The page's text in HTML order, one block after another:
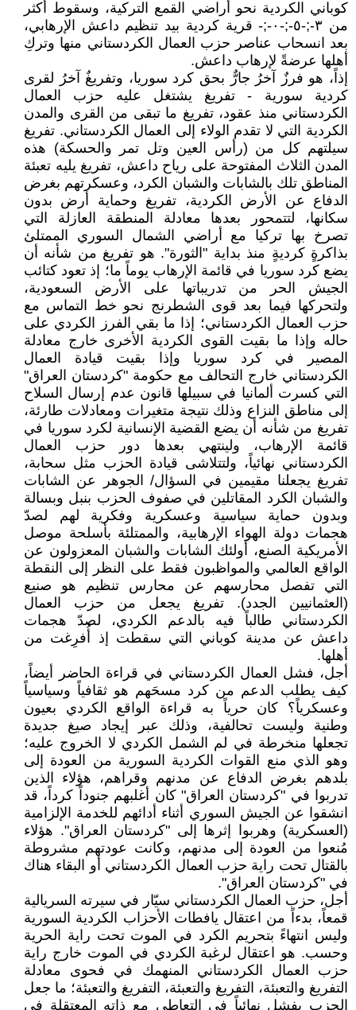
كوباني الكردية نحو أراضي القمع التركية، وسقوط أكثر
من ٣-;-٥-;-٠-;- قرية كردية بيد تنظيم داعش الإرهابي،
بعد انسحاب عناصر حزب العمال الكردستاني منها وتركِ
أهلها عرضةً لإرهاب داعش.
إذاً، هو فرزٌ آخرُ جارٌّ بحق كرد سوريا، وتفريغٌ آخرُ لقرى
كردية سورية - تفريغ يشتغل عليه حزب العمال
الكردستاني منذ عقود، تفريغ ما تبقى من القرى والمدن
الكردية التي لا تقدم الولاء إلى العمال الكردستاني. تفريغ
سيلتهم كل من (رأس العين وتل تمر والحسكة) هذه
المدن الثلاث المفتوحة على رياح داعش، تفريغ يليه تعبئة
المناطق تلك بالشابات والشبان الكرد، وعسكرتهم بغرض
الدفاع عن الأرض الكردية، تفريغ وحماية أرض بدون
سكانها، لتتمحور بعدها معادلة المنطقة العازلة التي
تصرخ بها تركيا مع أراضي الشمال السوري الممتلئ
بذاكرةٍ كرديةٍ منذ بداية "الثورة". هو تفريغ من شأنه أن
يضع كرد سوريا في قائمة الإرهاب يوماً ما؛ إذ تعود كتائب
الجيش الحر من تدريباتها على الأرض السعودية،
ولتحركها فيما بعد قوى الشطرنج نحو خط التماس مع
حزب العمال الكردستاني؛ إذا ما بقي الفرز الكردي على
حاله وإذا ما بقيت القوى الكردية الأخرى خارج معادلة
المصير في كرد سوريا وإذا بقيت قيادة العمال
الكردستاني خارج التحالف مع حكومة "كردستان العراق"
التي كسرت ألمانيا في سبيلها قانون عدم إرسال السلاح
إلى مناطق النزاع وذلك نتيجة متغيرات ومعادلات طارئة،
تفريغ من شأنه أن يضع القضية الإنسانية لكرد سوريا في
قائمة الإرهاب، ولينتهي بعدها دور حزب العمال
الكردستاني نهائياً، ولتتلاشى قيادة الحزب مثل سحابة،
تفريغ يجعلنا مقيمين في السؤال/ الجوهر عن الشابات
والشبان الكرد المقاتلين في صفوف الحزب بنبل وبسالة
وبدون حماية سياسية وعسكرية وفكرية لهم لصدّ
هجمات دولة الهواء الإرهابية، والممتلئة بأسلحة موصل
الأمريكية الصنع، أولئك الشابات والشبان المعزولون عن
الواقع العالمي والمواظبون فقط على النظر إلى النقطة
التي تفصل محارسهم عن محارس تنظيم هو صنيع
(العثمانيين الجدد). تفريغ يجعل من حزب العمال
الكردستاني طالباً فيه بالدعم الكردي، لصدّ هجمات
داعش عن مدينة كوباني التي سقطت إذ أُفرِغت من
أهلها.
أجل، فشل العمال الكردستاني في قراءة الحاضر أيضاً،
كيف يطلب الدعم من كرد مسحَهم هو ثقافياً وسياسياً
وعسكرياً؟ كان حرياً به قراءة الواقع الكردي بعيون
وطنية وليست تحالفية، وذلك عبر إيجاد صيغ جديدة
تجعلها منخرطة في لم الشمل الكردي لا الخروج عليه؛
وهو الذي منع القوات الكردية السورية من العودة إلى
بلدهم بغرض الدفاع عن مدنهم وقراهم، هؤلاء الذين
تدربوا في "كردستان العراق" كان أغلبهم جنوداً كرداً، قد
انشقوا عن الجيش السوري أثناء أدائهم للخدمة الإلزامية
(العسكرية) وهربوا إثرها إلى "كردستان العراق". هؤلاء
مُنعوا من العودة إلى مدنهم، وكانت عودتهم مشروطة
بالقتال تحت راية حزب العمال الكردستاني أو البقاء هناك
في "كردستان العراق".
أجل، حزب العمال الكردستاني سيّار في سيرته السريالية
قمعاً، بدءاً من اعتقال يافطات الأحزاب الكردية السورية
وليس انتهاءً بتحريم الكرد في الموت تحت راية الحرية
وحسب. هو اعتقال لرغبة الكردي في الموت خارج راية
حزب العمال الكردستاني المنهمك في فحوى معادلة
التفريغ والتعبئة، التفريغ والتعبئة، التفريغ والتعبئة؛ ما جعل
الحزب يفشل نهائياً في التعاطي مع ذاته المعتقلة في